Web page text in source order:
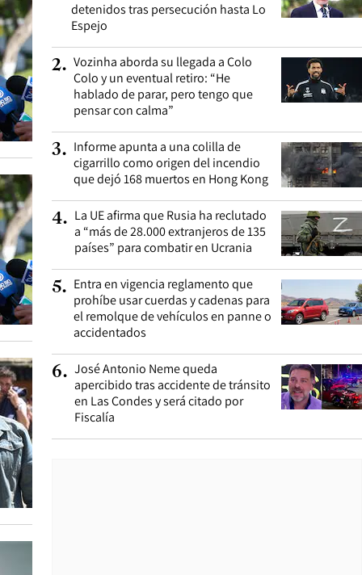
detenidos tras persecución hasta Lo
Espejo
2. Vozinha aborda su llegada a Colo
Colo y un eventual retiro: “He
hablado de parar, pero tengo que
pensar con calma”
3. Informe apunta a una colilla de
cigarrillo como origen del incendio
que dejó 168 muertos en Hong Kong
4. La UE afirma que Rusia ha reclutado
a “más de 28.000 extranjeros de 135
países” para combatir en Ucrania
5. Entra en vigencia reglamento que
prohíbe usar cuerdas y cadenas para
el remolque de vehículos en panne o
accidentados
6. José Antonio Neme queda
apercibido tras accidente de tránsito
en Las Condes y será citado por
Fiscalía